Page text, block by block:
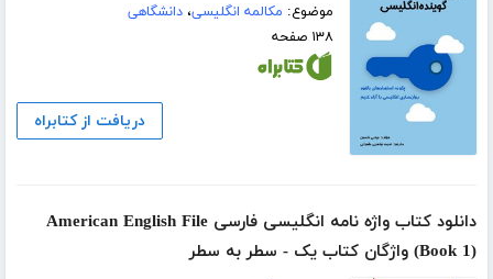
موضوع: مکالمه انگلیسی،دانشگاهی
۱۳۸ صفحه
دریافت از کتابراه
دانلود کتاب واژه نامه انگلیسی فارسی American English File
(Book 1) واژگان کتاب یک - سطر به سطر